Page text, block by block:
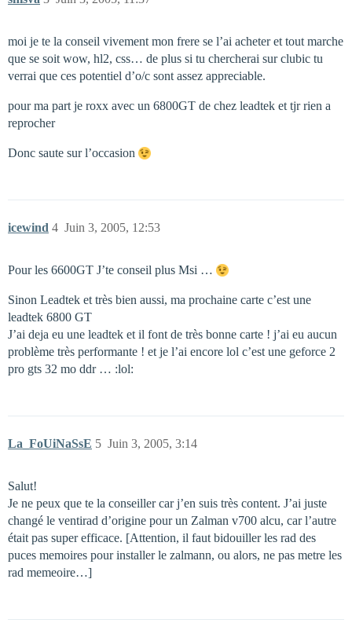
moi je te la conseil vivement mon frere se l’ai acheter et tout marche
que se soit wow, hl2, css… de plus si tu chercherai sur clubic tu
verrai que ces potentiel d’o/c sont assez appreciable.
pour ma part je roxx avec un 6800GT de chez leadtek et tjr rien a
reprocher
Donc saute sur l’occasion
icewind Juin 3, 2005, 12:53
4
Pour les 6600GT J’te conseil plus Msi …
Sinon Leadtek et très bien aussi, ma prochaine carte c’est une
leadtek 6800 GT
J’ai deja eu une leadtek et il font de très bonne carte ! j’ai eu aucun
problème très performante ! et je l’ai encore lol c’est une geforce 2
pro gts 32 mo ddr … :lol:
La_FoUiNaSsE Juin 3, 2005, 3:14
5
Salut!
Je ne peux que te la conseiller car j’en suis très content. J’ai juste
changé le ventirad d’origine pour un Zalman v700 alcu, car l’autre
était pas super efficace. [Attention, il faut bidouiller les rad des
puces memoires pour installer le zalmann, ou alors, ne pas metre les
rad memeoire…]